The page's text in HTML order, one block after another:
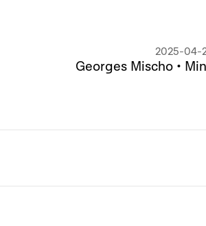
2025-04-
Georges Mischo •